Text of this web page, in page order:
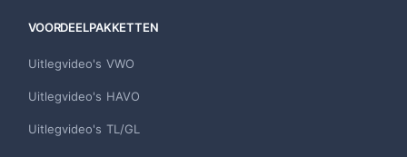
VOORDEELPAKKETTEN
Uitlegvideo's VWO
Uitlegvideo's HAVO
Uitlegvideo's TL/GL